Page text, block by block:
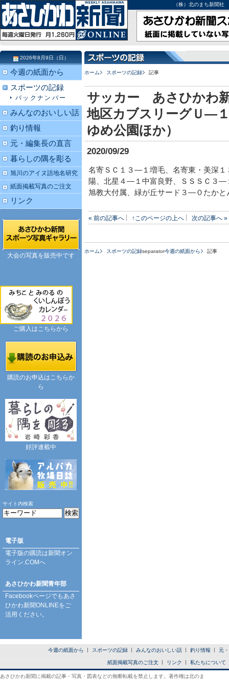
（株）北のまち新聞
ホーム スポーツの記録 記事
サッカー あさひかわ
地区カブスリーグＵ―
ゆめ公園ほか）
2020/09/29
名寄ＳＣ１３―１増毛、名寄東・美深
陽、北星４―１中富良野、ＳＳＳＣ３
旭教大付属、緑が丘サード３―０たか
« 前の記事へ ↑このページの上へ 次の記事へ »
ホーム スポーツの記録separator今週の紙面から 記事
2026年8月9日（日）
今週の紙面から
スポーツの記録
バックナンバー
みんなのおいしい話
釣り情報
元・編集長の直言
暮らしの隅を彫る
旭川のアイヌ語地名研究
紙面掲載写真のご注文
リンク
大会の写真を販売中です
ご購入はこちらから
購読のお申込はこちらか
ら
好評連載中
サイト内検索
電子版
電子版の購読は新聞オン
ライン.COMへ
あさひかわ新聞青年部
Facebookページでもあさ
ひかわ新聞ONLINEをご
活用ください。
今週の紙面から スポーツの記録 みんなのおいしい話 釣り情報 元
紙面掲載写真のご注文 リンク 私たちについて
あさひかわ新聞に掲載の記事・写真・図表などの無断転載を禁止します。著作権は北のま